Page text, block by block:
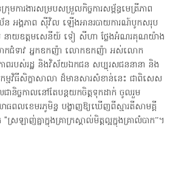
រុមការងារសម្របសម្រួលកិច្ចការសម្ព័ន្ធមេត្រីភាព
ប័ន អង្គភាព ស៊ីវិល ឡើងអានរបាយការណ៍បូកសរុប
ម នាយឧត្តមសេនីយ៍ ទៀ សីហា ថ្លែងអំណរគុណយ៉ាង
កជំទាវ អ្នកឧកញ៉ា លោកឧកញ៉ា អស់លោក
ពរបស់រដ្ឋ និងវិស័យឯកជន សប្បុរសជននានា និង
មវិធីសិក្ខាសាលា ដ៏មានសារសំខាន់នេះ ជាពិសេស
ជានិច្ចកាលនៅតែបន្តយកចិត្តទុកដាក់ ចូលរួម
លខេមរភូមិន្ទ បង្ហាញឱ្យឃើញពីស្មារតីសាមគ្គី
រឡាញ់គ្នាក្នុងគ្រាក្រស្គាល់មិត្តល្អក្នុងគ្រាលំបាក”។